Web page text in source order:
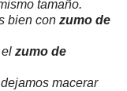
tamaño.
bien con zumo de
zumo de
macerar